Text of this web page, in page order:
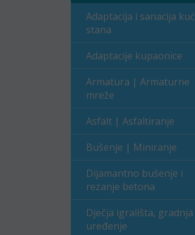
Adaptacija i sanacija
stana
Adaptacije kupaonice
Armatura | Armaturne
mreže
Asfalt | Asfaltiranje
Bušenje | Miniranje
Dijamantno bušenje i
rezanje betona
Dječja igrališta, gradnja
uređenje